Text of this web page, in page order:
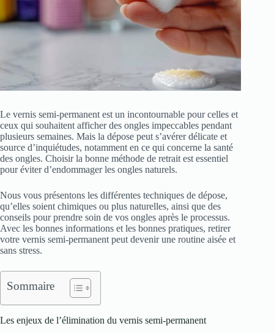
Le vernis semi-permanent est un incontournable pour celles et
ceux qui souhaitent afficher des ongles impeccables pendant
plusieurs semaines. Mais la dépose peut s’avérer délicate et
source d’inquiétudes, notamment en ce qui concerne la santé
des ongles. Choisir la bonne méthode de retrait est essentiel
pour éviter d’endommager les ongles naturels.
Nous vous présentons les différentes techniques de dépose,
qu’elles soient chimiques ou plus naturelles, ainsi que des
conseils pour prendre soin de vos ongles après le processus.
Avec les bonnes informations et les bonnes pratiques, retirer
votre vernis semi-permanent peut devenir une routine aisée et
sans stress.
Sommaire
Les enjeux de l’élimination du vernis semi-permanent